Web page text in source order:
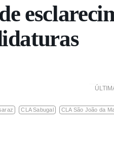
CLA Sabugal CLA São João da